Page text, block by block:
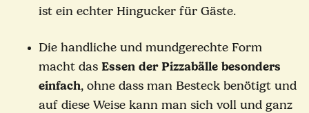
ist ein echter Hingucker für Gäste.
Die handliche und mundgerechte Form
macht das Essen der Pizzabälle besonders
einfach, ohne dass man Besteck benötigt und
auf diese Weise kann man sich voll und ganz